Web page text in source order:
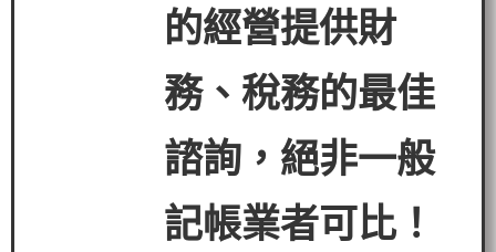
的經營提供財
務、稅務的最佳
諮詢，絕非一般
記帳業者可比！